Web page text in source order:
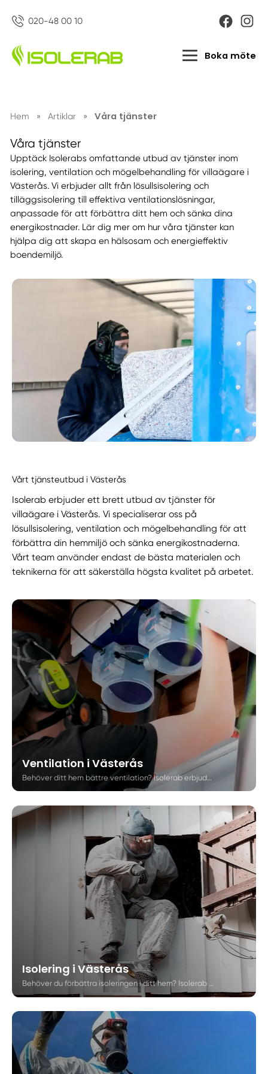
020-48 00 10
Boka möte
Hem » Artiklar » Våra tjänster
Våra tjänster
Upptäck Isolerabs omfattande utbud av tjänster inom
isolering, ventilation och mögelbehandling för villaägare i
Västerås. Vi erbjuder allt från lösullsisolering och
tilläggsisolering till effektiva ventilationslösningar,
anpassade för att förbättra ditt hem och sänka dina
energikostnader. Lär dig mer om hur våra tjänster kan
hjälpa dig att skapa en hälsosam och energieffektiv
boendemiljö.
Vårt tjänsteutbud i Västerås
Isolerab erbjuder ett brett utbud av tjänster för
villaägare i Västerås. Vi specialiserar oss på
lösullsisolering, ventilation och mögelbehandling för att
förbättra din hemmiljö och sänka energikostnaderna.
Vårt team använder endast de bästa materialen och
teknikerna för att säkerställa högsta kvalitet på arbetet.
Ventilation i Västerås
Behöver ditt hem bättre ventilation? Isolerab erbjuder nyinstallation av ventilationssystem för villaägare i Västerås. Lär dig mer om hur rätt ventilation kan förbättra ditt inomhusklimat och skapa en hälsosammare boendemiljö.
Isolering i Västerås
Behöver du förbättra isoleringen i ditt hem? Isolerab erbjuder lösullsisolering av cellulosa för villaägare i Västerås. Lär dig mer om vår arbetsprocess, när du bör överväga att isolera om din fastighet, och vilka fördelar det kan medföra för ditt hem.